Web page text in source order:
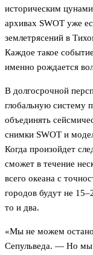
историческим
архивах SWOT уже
землетрясений в
Каждое такое
именно рождается
В долгосрочной
глобальную систему
объединять
снимки SWOT и
Когда произойдет
сможет в течение
всего океана с
городов будут не
то и два.
«Мы не можем
Сепульведа. — Но мы